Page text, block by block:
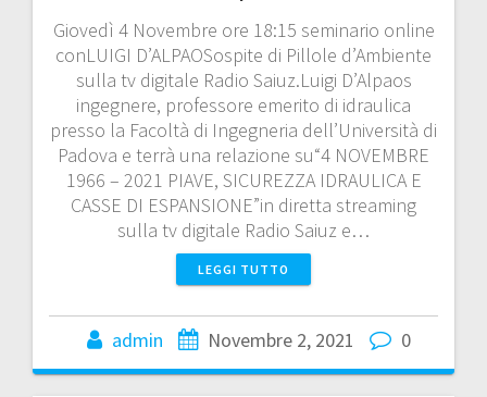
Giovedì 4 Novembre ore 18:15 seminario online
conLUIGI D’ALPAOSospite di Pillole d’Ambiente
sulla tv digitale Radio Saiuz.Luigi D’Alpaos
ingegnere, professore emerito di idraulica
presso la Facoltà di Ingegneria dell’Università di
Padova e terrà una relazione su“4 NOVEMBRE
1966 – 2021 PIAVE, SICUREZZA IDRAULICA E
CASSE DI ESPANSIONE”in diretta streaming
sulla tv digitale Radio Saiuz e…
LEGGI TUTTO
admin Novembre 2, 2021 0